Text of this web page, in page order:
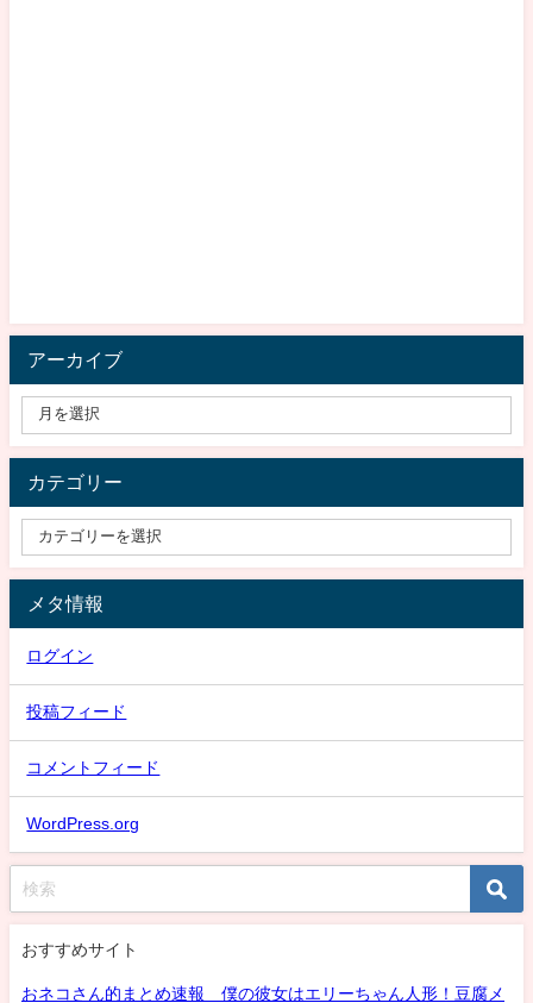
アーカイブ
カテゴリー
メタ情報
ログイン
投稿フィード
コメントフィード
WordPress.org
おすすめサイト
おネコさん的まとめ速報 僕の彼女はエリーちゃん人形！豆腐メ